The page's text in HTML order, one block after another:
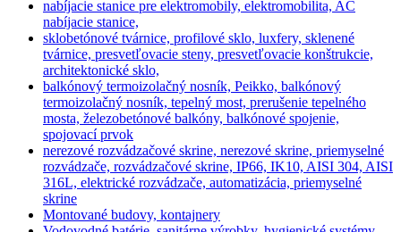
nabíjacie stanice pre elektromobily, elektromobilita, AC
nabíjacie stanice,
sklobetónové tvárnice, profilové sklo, luxfery, sklenené
tvárnice, presvetľovacie steny, presvetľovacie konštrukcie,
architektonické sklo,
balkónový termoizolačný nosník, Peikko, balkónový
termoizolačný nosník, tepelný most, prerušenie tepelného
mosta, železobetónové balkóny, balkónové spojenie,
spojovací prvok
nerezové rozvádzačové skrine, nerezové skrine, priemyselné
rozvádzače, rozvádzačové skrine, IP66, IK10, AISI 304, AISI
316L, elektrické rozvádzače, automatizácia, priemyselné
skrine
Montované budovy, kontajnery